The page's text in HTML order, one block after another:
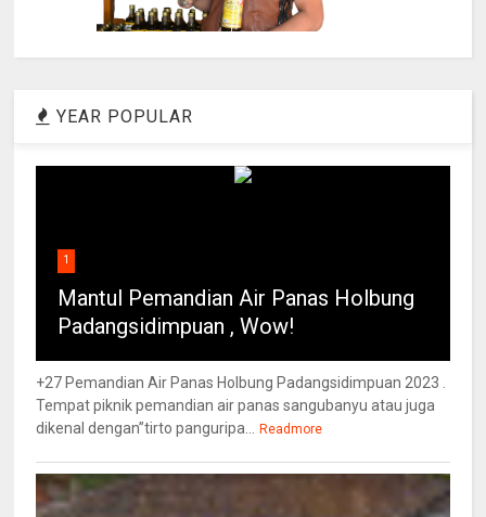
YEAR POPULAR
1
Mantul Pemandian Air Panas Holbung
Padangsidimpuan , Wow!
+27 Pemandian Air Panas Holbung Padangsidimpuan 2023 .
Tempat piknik pemandian air panas sangubanyu atau juga
dikenal dengan”tirto panguripa...
Readmore